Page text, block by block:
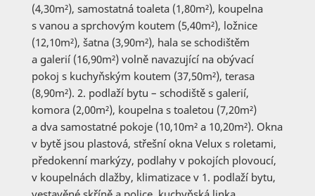
(4,30m²), samostatná toaleta (1,80m²), koupelna
s vanou a sprchovým koutem (5,40m²), ložnice
(12,10m²), šatna (3,90m²), hala se schodištěm
a galerií (16,90m²) volně navazující na obývací
pokoj s kuchyňským koutem (37,50m²), terasa
(8,90m²). 2. podlaží bytu – schodiště s galerií,
komora (2,00m²), koupelna s toaletou (7,20m²)
a dva samostatné pokoje (10,10m² a 10,20m²). Okna
v bytě jsou plastová, střešní okna Velux s roletami,
předokenní markýzy, podlahy v pokojích plovoucí,
v koupelnách dlažby, klimatizace v 1. podlaží bytu,